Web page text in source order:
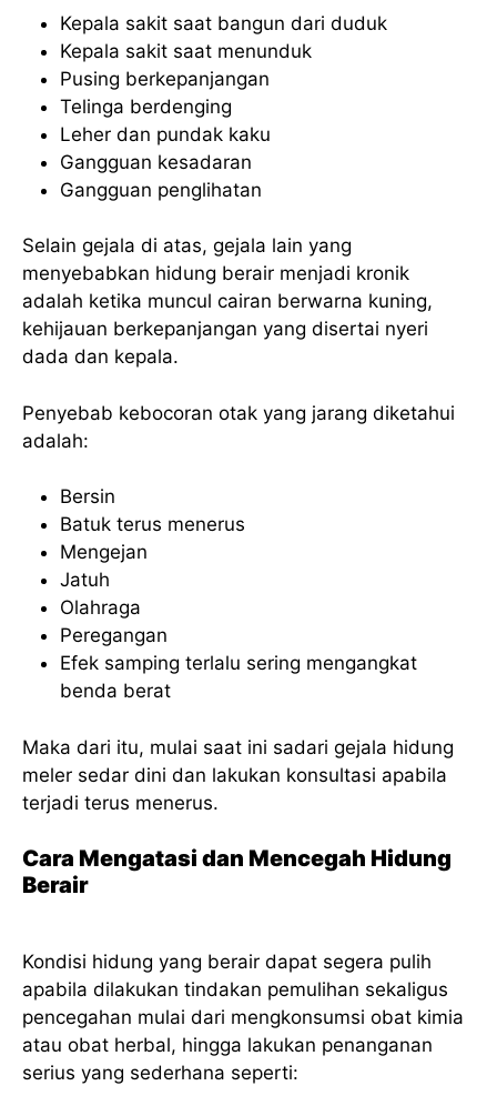
Kepala sakit saat bangun dari duduk
Kepala sakit saat menunduk
Pusing berkepanjangan
Telinga berdenging
Leher dan pundak kaku
Gangguan kesadaran
Gangguan penglihatan
Selain gejala di atas, gejala lain yang
menyebabkan hidung berair menjadi kronik
adalah ketika muncul cairan berwarna kuning,
kehijauan berkepanjangan yang disertai nyeri
dada dan kepala.
Penyebab kebocoran otak yang jarang diketahui
adalah:
Bersin
Batuk terus menerus
Mengejan
Jatuh
Olahraga
Peregangan
Efek samping terlalu sering mengangkat
benda berat
Maka dari itu, mulai saat ini sadari gejala hidung
meler sedar dini dan lakukan konsultasi apabila
terjadi terus menerus.
Cara Mengatasi dan Mencegah Hidung
Berair
Kondisi hidung yang berair dapat segera pulih
apabila dilakukan tindakan pemulihan sekaligus
pencegahan mulai dari mengkonsumsi obat kimia
atau obat herbal, hingga lakukan penanganan
serius yang sederhana seperti: